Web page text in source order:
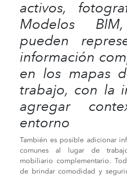
activos,
Modelos
pueden
información
en los mapas
trabajo, con la
agregar
entorno
También es posible adicionar
comunes al lugar de
mobiliario complementario.
de brindar comodidad y